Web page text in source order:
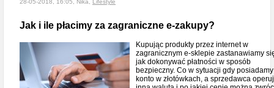
28-05-2018, 16:05, Nika, Lifestyle
Jak i ile płacimy za zagraniczne e-zakupy?
Kupując produkty przez internet w
zagranicznym e-sklepie zastanawiamy
jak dokonywać płatności w sposób
bezpieczny. Co w sytuacji gdy posiadamy
konto w złotówkach, a sprzedawca